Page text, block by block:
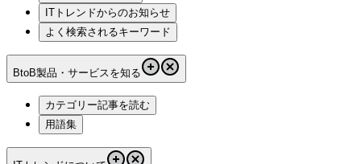
ITトレンドからのお知らせ
よく検索されるキーワード
BtoB製品・サービスを知る
カテゴリー記事を読む
用語集